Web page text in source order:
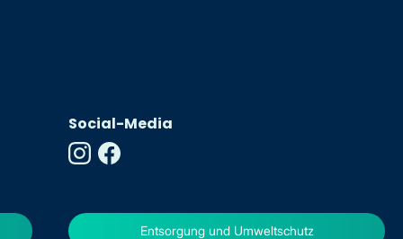
Entsorgung und Umweltschutz
Social-Media